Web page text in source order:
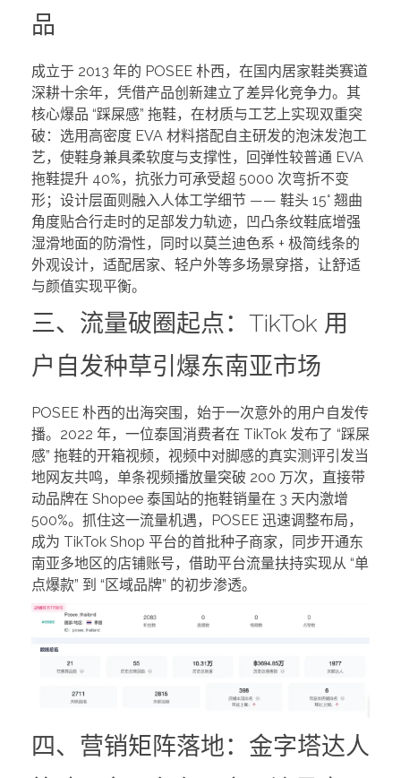
品
成立于 2013 年的 POSEE 朴西，在国内居家鞋类赛道
深耕十余年，凭借产品创新建立了差异化竞争力。其
核心爆品 “踩屎感” 拖鞋，在材质与工艺上实现双重突
破：选用高密度 EVA 材料搭配自主研发的泡沫发泡工
艺，使鞋身兼具柔软度与支撑性，回弹性较普通 EVA
拖鞋提升 40%，抗张力可承受超 5000 次弯折不变
形；设计层面则融入人体工学细节 —— 鞋头 15° 翘曲
角度贴合行走时的足部发力轨迹，凹凸条纹鞋底增强
湿滑地面的防滑性，同时以莫兰迪色系 + 极简线条的
外观设计，适配居家、轻户外等多场景穿搭，让舒适
与颜值实现平衡。
三、流量破圈起点：TikTok 用
户自发种草引爆东南亚市场
POSEE 朴西的出海突围，始于一次意外的用户自发传
播。2022 年，一位泰国消费者在 TikTok 发布了 “踩屎
感” 拖鞋的开箱视频，视频中对脚感的真实测评引发当
地网友共鸣，单条视频播放量突破 200 万次，直接带
动品牌在 Shopee 泰国站的拖鞋销量在 3 天内激增
500%。抓住这一流量机遇，POSEE 迅速调整布局，
成为 TikTok Shop 平台的首批种子商家，同步开通东
南亚多地区的店铺账号，借助平台流量扶持实现从 “单
点爆款” 到 “区域品牌” 的初步渗透。
四、营销矩阵落地：金字塔达人